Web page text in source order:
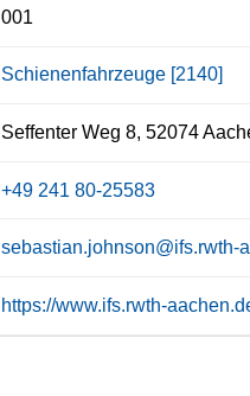
001
Schienenfahrzeuge [2140]
Seffenter Weg 8, 52074
+49 241 80-25583
sebastian.johnson@ifs.rwth-
https://www.ifs.rwth-